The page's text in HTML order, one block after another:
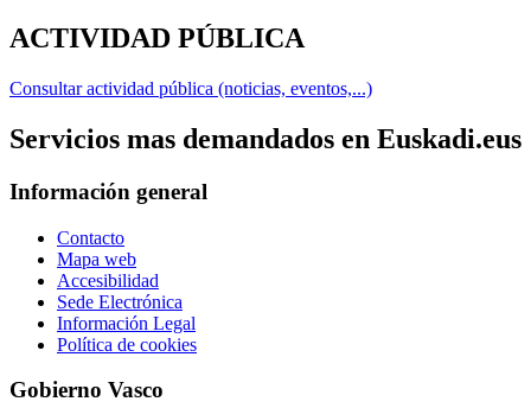
ACTIVIDAD PÚBLICA
Consultar actividad pública (noticias, eventos,...)
Servicios mas demandados en Euskadi.eus
Información general
Contacto
Mapa web
Accesibilidad
Sede Electrónica
Información Legal
Política de cookies
Gobierno Vasco